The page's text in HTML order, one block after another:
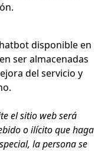
disponible en
ser almacenadas
del servicio y
el sitio web será
o ilícito que haga
la persona se